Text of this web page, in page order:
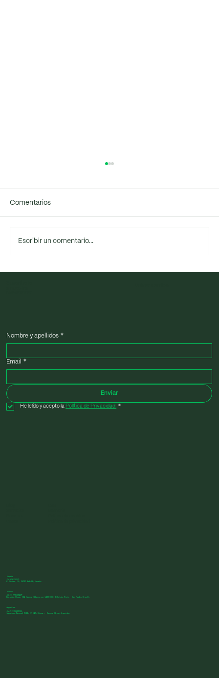
Comentarios
Escribir un comentario...
Nombre y apellidos *
Email *
Enviar
He leído y acepto la Política de Privacidad. *
España
+34 636125013
C. Sófora, 15, 28020 Madrid, España.
Brasil
+55 11 993103257
Rua João Clapp, 604 Campos Eliseos cep 14080-350, Ribeirão Preto - Sao Paulo, Brasil.
Argentina
+54 9 1135803986
Ingeniero Marconi 3622, CP 643, Béccar, Buenos Aires, Argentina